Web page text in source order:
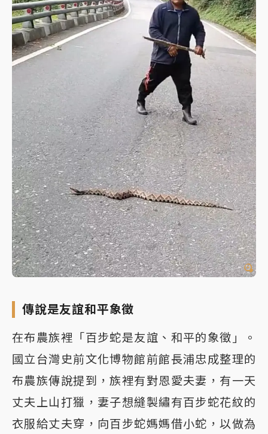
傳說是友誼和平象徵
在布農族裡「百步蛇是友誼、和平的象徵」。
國立台灣史前文化博物館前館長浦忠成整理的
布農族傳說提到，族裡有對恩愛夫妻，有一天
丈夫上山打獵，妻子想縫製繡有百步蛇花紋的
衣服給丈夫穿，向百步蛇媽媽借小蛇，以做為